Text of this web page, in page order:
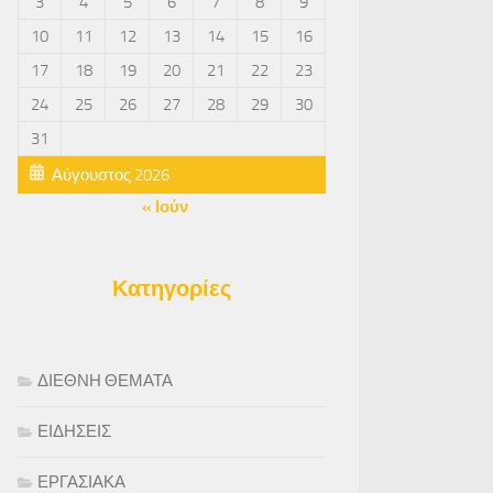
Αύγουστος 2026
10
11 12 13 14 15
16
17
18 19 20 21 22
23
24
25 26 27 28 29
30
31
« Ιούν
Κατηγορίες
ΔΙΕΘΝΗ ΘΕΜΑΤΑ
ΕΙΔΗΣΕΙΣ
ΕΡΓΑΣΙΑΚΑ